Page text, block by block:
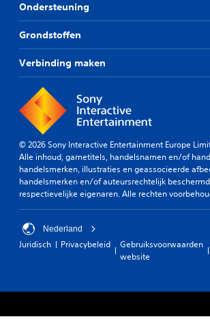
Ondersteuning
Grondstoffen
Verbinding maken
© 2026 Sony Interactive Entertainment Europe
Alle inhoud, gametitels, handelsnamen en/of
handelsmerken, illustraties en geassocieerde
handelsmerken en/of auteursrechtelijk
respectievelijke eigenaren. Alle rechten
Nederland
Juridisch Privacybeleid
Gebruiksvoorwaarden
website